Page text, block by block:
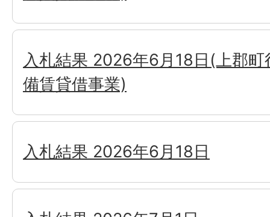
入札結果 2026年6月18日(上郡
備賃貸借事業)
入札結果 2026年6月18日